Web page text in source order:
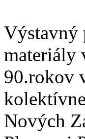
Výstavný
materiály
90.rokov
Nových